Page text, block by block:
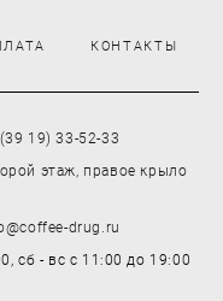
КОНТАКТЫ
19) 33-52-33
этаж, правое крыло
drug.ru
сб - вс с 11:00 до 19:00